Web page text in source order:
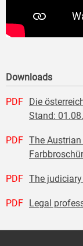
Downloads
PDF
Die
Stand:
PDF The
PDF The
PDF Legal